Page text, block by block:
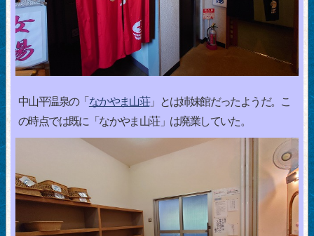
中山平温泉の「 なかやま山荘」とは姉妹館だったようだ。こ
の時点では既に「なかやま山荘」は廃業していた。